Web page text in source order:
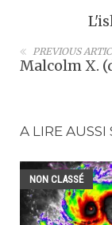
PREVIOUS
Malcolm X.
A LIRE AUSSI
NON CLASSÉ